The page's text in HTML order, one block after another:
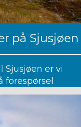
på Sjusjøen
Sjusjøen er vi